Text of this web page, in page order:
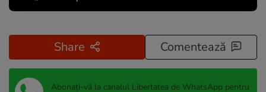
Share Comentează
Abonați-vă la canalul Libertatea de WhatsApp pentru